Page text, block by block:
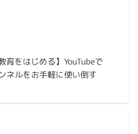
育をはじめる】YouTubeで
ネルをお手軽に使い倒す